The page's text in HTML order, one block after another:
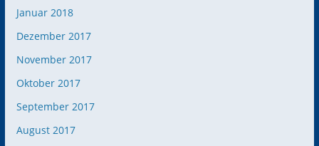
Januar 2018
Dezember 2017
November 2017
Oktober 2017
September 2017
August 2017